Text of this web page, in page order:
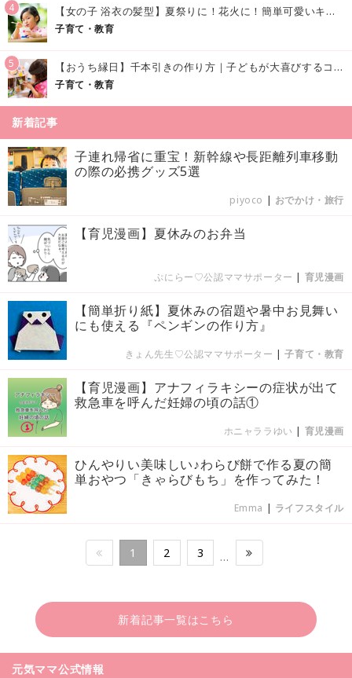
4 【女の子 浴衣の髪型】夏祭りに！花火に！簡単可愛いキッズの浴衣ヘアアレンジまとめ
子育て・教育
5 【おうち縁日】千本引きの作り方｜子どもが大喜びするコツやアイデア♪
子育て・教育
新着記事
子連れ帰省に重宝！新幹線や長距離列車移動
の際の必携グッズ5選
piyoco | おでかけ・旅行
【育児漫画】夏休みのお弁当
ぷにらー♡公認ママサポーター | 育児漫画
【簡単折り紙】夏休みの宿題や暑中お見舞い
にも使える『ペンギンの作り方』
きょん先生♡公認ママサポーター |子育て・教育
【育児漫画】アナフィラキシーの症状が出て
救急車を呼んだ妊婦の頃の話①
ホニャララゆい | 育児漫画
ひんやりい美味しい♪わらび餅で作る夏の簡
単おやつ「きゃらびもち」を作ってみた！
Emma | ライフスタイル
1 2 3 …
新着記事一覧はこちら
元気ママ公式情報